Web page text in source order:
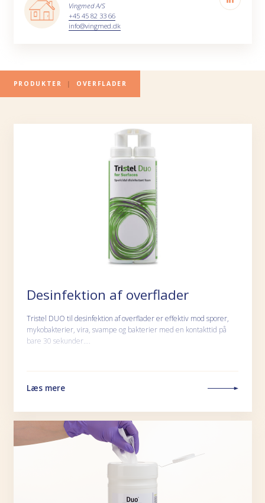
Vingmed A/S
+45 45 82 33 66
info@vingmed.dk
PRODUKTER | OVERFLADER
Desinfektion af overflader
Tristel DUO til desinfektion af overflader er effektiv mod sporer,
mykobakterier, vira, svampe og bakterier med en kontakttid på
bare 30 sekunder….
Læs mere